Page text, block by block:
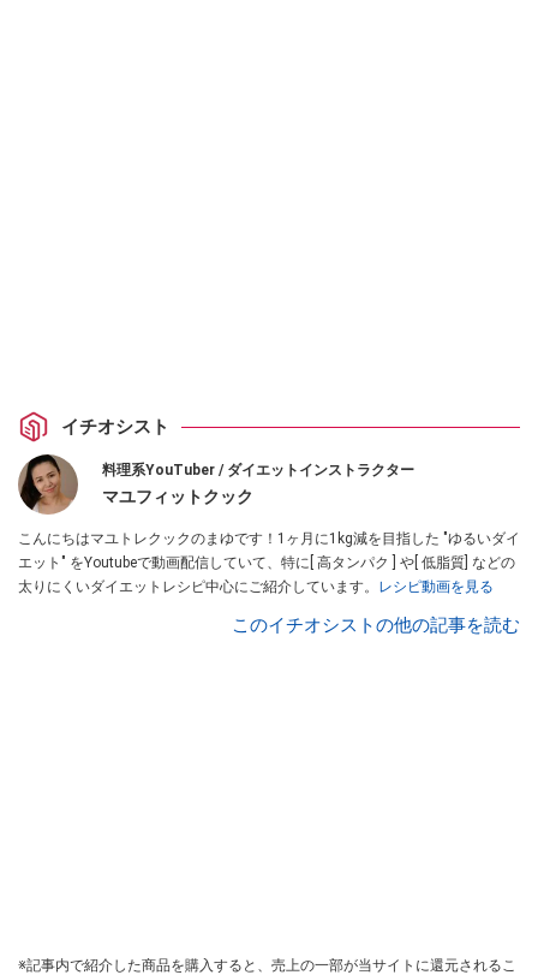
イチオシスト
料理系YouTuber / ダイエットインストラクター
マユフィットクック
こんにちはマユトレクックのまゆです！1ヶ月に1kg減を目指した "ゆるいダイ
エット" をYoutubeで動画配信していて、特に[ 高タンパク ] や[ 低脂質] などの
太りにくいダイエットレシピ中心にご紹介しています。 レシピ動画を見る
このイチオシストの他の記事を読む
※記事内で紹介した商品を購入すると、売上の一部が当サイトに還元されるこ